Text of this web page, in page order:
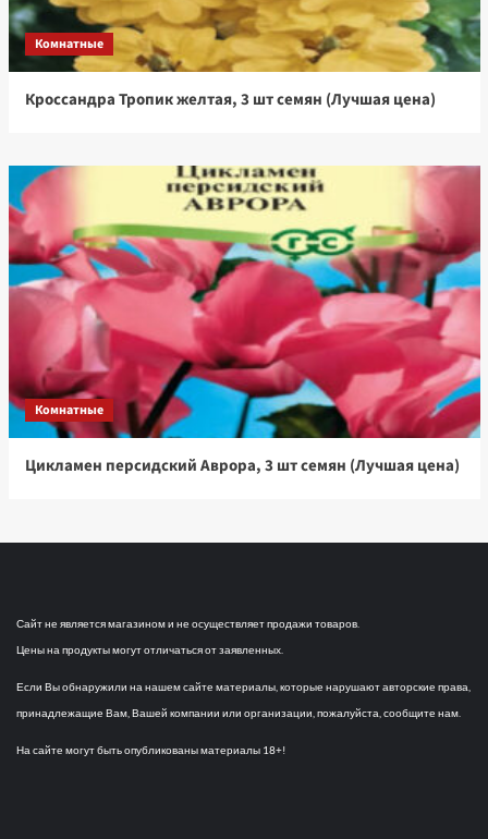
Комнатные
Кроссандра Тропик желтая, 3 шт семян (Лучшая цена)
Комнатные
Цикламен персидский Аврора, 3 шт семян (Лучшая цена)
Сайт не является магазином и не осуществляет продажи товаров.
Цены на продукты могут отличаться от заявленных.
Если Вы обнаружили на нашем сайте материалы, которые нарушают авторские права,
принадлежащие Вам, Вашей компании или организации, пожалуйста, сообщите нам.
На сайте могут быть опубликованы материалы 18+!